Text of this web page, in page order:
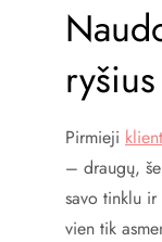
ryšius
Pirmieji
– draugų,
savo tinklu
vien tik